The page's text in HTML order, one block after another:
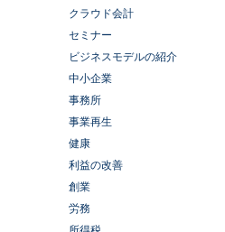
クラウド会計
セミナー
ビジネスモデルの紹介
中小企業
事務所
事業再生
健康
利益の改善
創業
労務